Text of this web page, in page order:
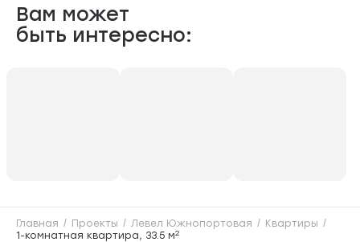
Вам может
быть интересно:
Главная Проекты Левел Южнопортовая
Квартиры
1-комнатная квартира, 33.5 м2